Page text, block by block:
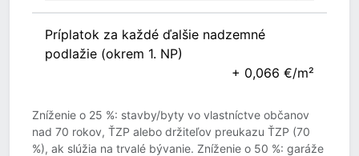
Príplatok za každé ďalšie nadzemné
podlažie (okrem 1. NP)
+ 0,066 €/m²
Zníženie o 25 %: stavby/byty vo vlastníctve občanov
nad 70 rokov, ŤZP alebo držiteľov preukazu ŤZP (70
%), ak slúžia na trvalé bývanie. Zníženie o 50 %: garáže